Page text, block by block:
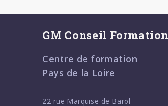
GM Conseil Formation
Centre de formation
Pays de la Loire
22 rue Marquise de Barol